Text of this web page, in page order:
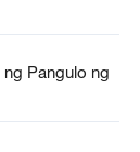
Pangulo ng